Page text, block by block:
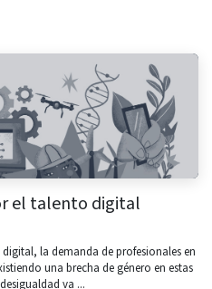
el talento digital
la demanda de profesionales en
una brecha de género en estas
va ...